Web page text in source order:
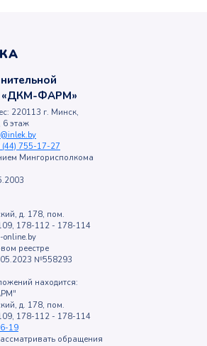
«ДКМ-ФАРМ»
220113 г. Минск,
6 этаж
(44) 755-17-27
Мингорисполкома
д. 178, пом.
178-112 - 178-114
online.by
реестре
№558293
находится:
д. 178, пом.
178-112 - 178-114
19
обращения